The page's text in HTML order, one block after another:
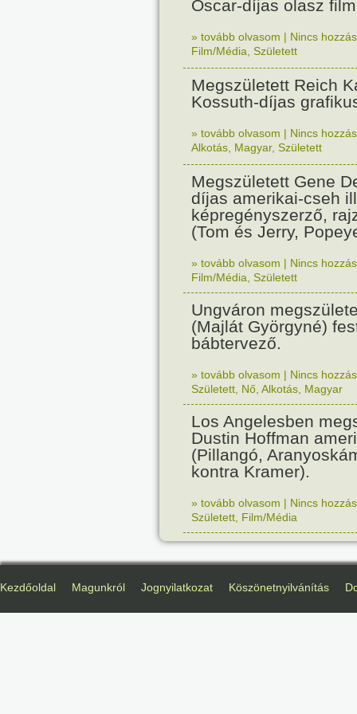
Oscar-díjas olasz
» tovább olvasom | Nincs
Film/Média Született
Megszületett Reich
Kossuth-díjas
» tovább olvasom | Nincs
Alkotás Magyar, Született
Megszületett Gene
díjas amerikai-cseh
képregényszerző,
(Tom és Jerry,
» tovább olvasom | Nincs
Film/Média Született
Ungváron
(Majlát Györgyné)
bábtervező.
» tovább olvasom | Nincs
Született Nő Alkotás Magyar
Los Angelesben
Dustin Hoffman
(Pillangó,
kontra Kramer).
» tovább olvasom | Nincs
Született Film/Média
Kezdőoldal Magunkról Jognyilatkozat Köszönetnyilvánítás